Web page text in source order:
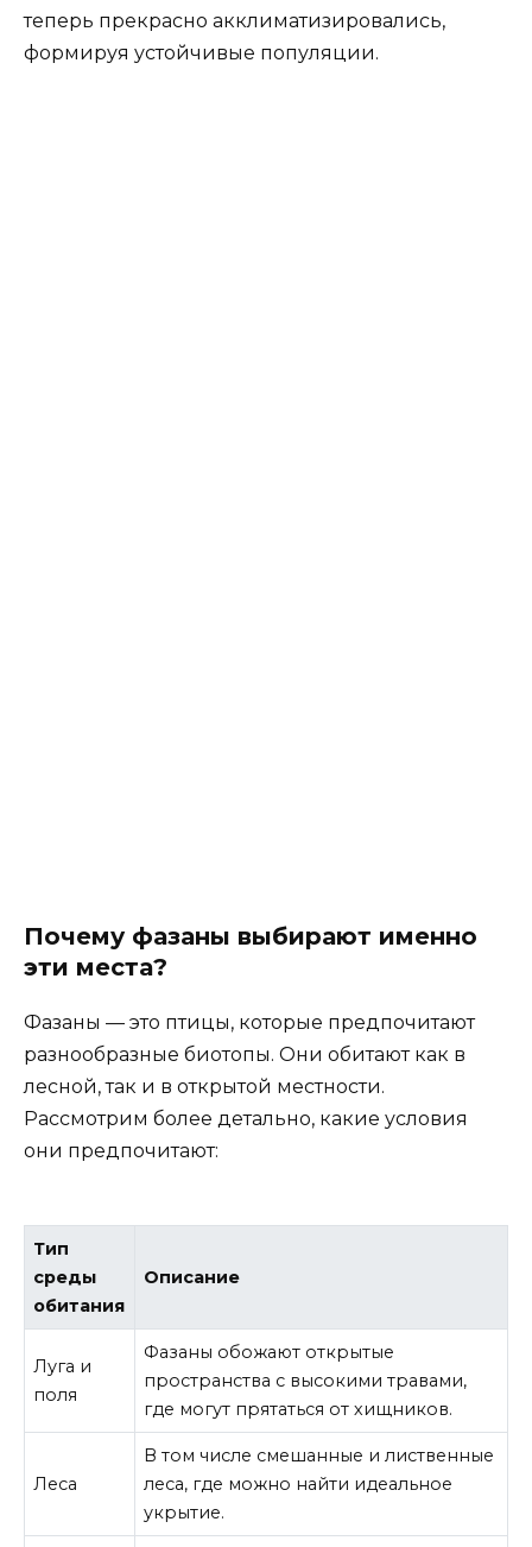
теперь прекрасно акклиматизировались,
формируя устойчивые популяции.
Почему фазаны выбирают именно
эти места?
Фазаны — это птицы, которые предпочитают
разнообразные биотопы. Они обитают как в
лесной, так и в открытой местности.
Рассмотрим более детально, какие условия
они предпочитают:
Тип
среды
обитания
Описание
Луга и
поля
Фазаны обожают открытые
пространства с высокими травами,
где могут прятаться от хищников.
Леса
В том числе смешанные и лиственные
леса, где можно найти идеальное
укрытие.